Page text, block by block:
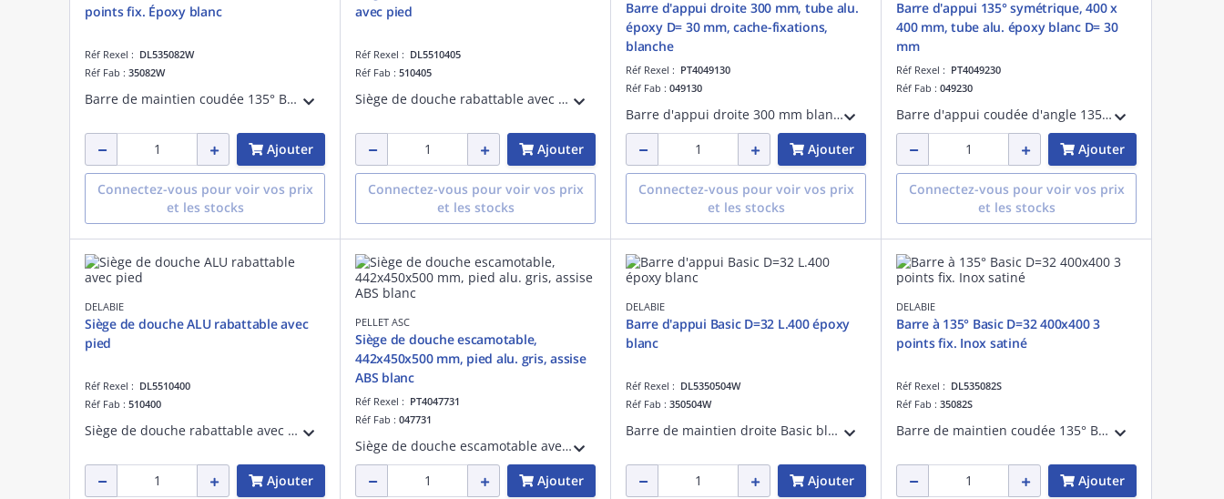
points fix. Époxy blanc
Réf Rexel : DL535082W
Réf Fab : 35082W
Barre de maintien coudée 135° Basic blanc, 400 x 400 mm
Ajouter
Connectez-vous pour voir vos prix
et les stocks
avec pied
Réf Rexel : DL5510405
Réf Fab : 510405
Siège de douche rabattable avec pied
Ajouter
Connectez-vous pour voir vos prix
et les stocks
Barre d'appui droite 300 mm, tube alu.
époxy D= 30 mm, cache-fixations,
blanche
Réf Rexel : PT4049130
Réf Fab : 049130
Barre d'appui droite 300 mm blanche, tube aluminium époxy D= 30 mm, platines et cache-fixations en résine de synthèse D= 67 mm, fixations invisibles, visserie fournie.
Ajouter
Connectez-vous pour voir vos prix
et les stocks
Barre d'appui 135° symétrique, 400 x
400 mm, tube alu. époxy blanc D= 30
mm
Réf Rexel : PT4049230
Réf Fab : 049230
Barre d'appui coudée d'angle 135° symétrique, 400 x 400 mm, blanche, tube aluminium époxy D= 30 mm, platines et cache-fixations en résine de synthèse D= 67 mm, fixations invisibles, visserie fournie.
Ajouter
Connectez-vous pour voir vos prix
et les stocks
DELABIE
Siège de douche ALU rabattable avec
pied
Réf Rexel : DL5510400
Réf Fab : 510400
Siège de douche rabattable avec pied ALU
Ajouter
PELLET ASC
Siège de douche escamotable,
442x450x500 mm, pied alu. gris, assise
ABS blanc
Réf Rexel : PT4047731
Réf Fab : 047731
Siège de douche escamotable avec béquille automatique, position de verrouillage, antivol, 442 x 450 x 500 mm, pied alu. époxy gris, assise grande taille ABS blanc, fixations invisibles, visserie fournie.
Ajouter
DELABIE
Barre d'appui Basic D=32 L.400 époxy
blanc
Réf Rexel : DL5350504W
Réf Fab : 350504W
Barre de maintien droite Basic blanc, 400 mm D= 32
Ajouter
DELABIE
Barre à 135° Basic D=32 400x400 3
points fix. Inox satiné
Réf Rexel : DL535082S
Réf Fab : 35082S
Barre de maintien coudée 135° Basic satiné, 400 x 400 mm
Ajouter